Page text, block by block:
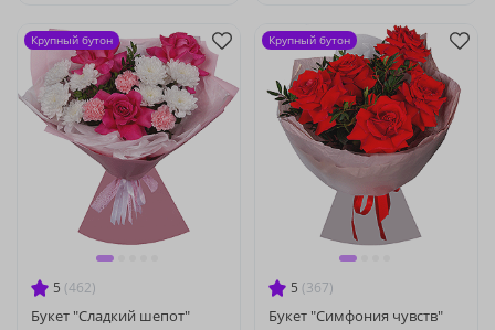
5 (462)
Букет "Сладкий шепот"
Крупный бутон
5 (367)
Букет "Симфония чувств"
Крупный бутон